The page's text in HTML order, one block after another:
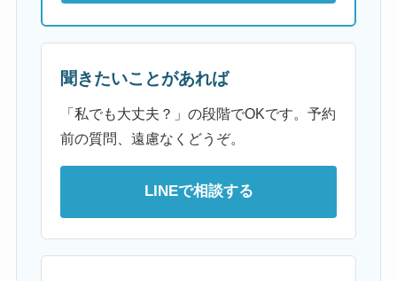
聞きたいことがあれば
「私でも大丈夫？」の段階でOKです。予約
前の質問、遠慮なくどうぞ。
LINEで相談する